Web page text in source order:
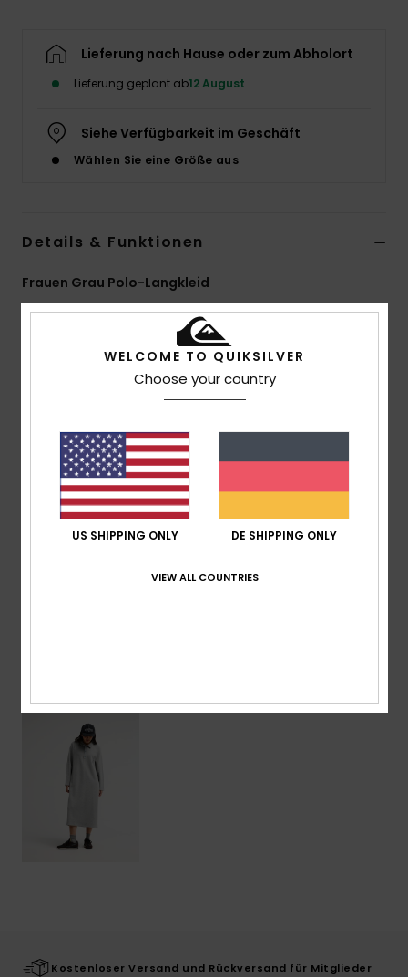
Lieferung nach Hause oder zum Abholort
Lieferung geplant ab12 August
Siehe Verfügbarkeit im Geschäft
Wählen Sie eine Größe aus
Details & Funktionen
Frauen Grau Polo-Langkleid
StyleEQWKD03044 Farbcodesjsh
Verschluss:Mittige Frontöffnung mit Knöpfen
Branding:Saisonale Quiksilver-Stickerei auf der
Brust
Zusammensetzung[Hauptstoff] 100 % Baumwolle
Kostenloser Versand und Rückversand für Mitglieder
WELCOME TO QUIKSILVER
Choose your country
US SHIPPING ONLY DE SHIPPING ONLY
VIEW ALL COUNTRIES